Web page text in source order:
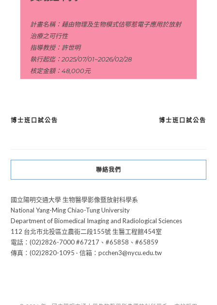
計畫名稱：藉由物理及生物模式估鄂惹電子應用於放射
治療之可行性
指導教授：許世明
執行起迄：2025/07/01~2026/02/28
核定金額：48,000元
文
博士班口試公告
博士班口試公告
聯絡我們
國立陽明交通大學 生物醫學影像暨放射科學系
National Yang-Ming Chiao-Tung University
Department of Biomedical Imaging and Radiological Sciences
112 台北市北投區立農街二段155號 生醫工程館454室
電話：(02)2826-7000 #67217、#65858、#65859
傳真：(02)2820-1095 · 信箱：pcchen3@nycu.edu.tw